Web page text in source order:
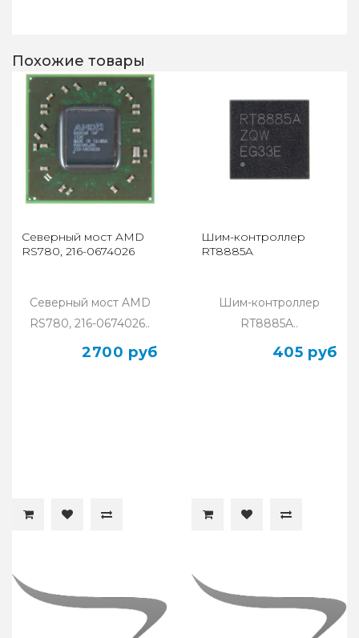
Похожие товары
Северный мост AMD
RS780, 216-0674026
Северный мост AMD
RS780, 216-0674026..
2700 руб
Шим-контроллер
RT8885A
Шим-контроллер
RT8885A..
405 руб